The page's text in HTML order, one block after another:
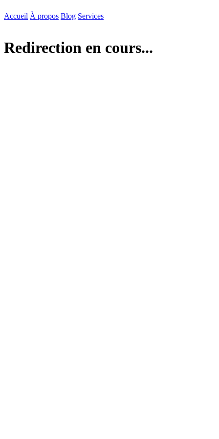
Accueil À propos Blog Services
Redirection en cours...